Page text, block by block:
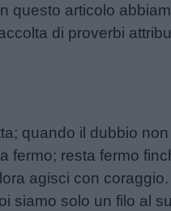
questo articolo
di proverbi
quando il dubbio
fermo; resta fermo
agisci con coraggio.
siamo solo un filo al